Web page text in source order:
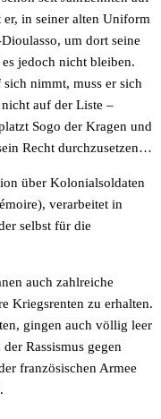
er, in seiner alten Uniform
um dort seine
jedoch nicht bleiben.
sich nimmt, muss er sich
auf der Liste –
Sogo der Kragen und
Recht durchzusetzen…
über Kolonialsoldaten
verarbeitet in
selbst für die
auch zahlreiche
Kriegsrenten zu erhalten.
gingen auch völlig leer
Rassismus gegen
französischen Armee